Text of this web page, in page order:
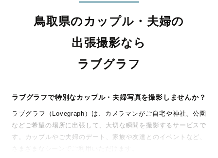
鳥取県のカップル・夫婦の
出張撮影なら
ラブグラフ
ラブグラフで特別なカップル・夫婦写真を撮影しませんか？
ラブグラフ（Lovegraph）は、カメラマンがご自宅や神社、公園
などご希望の場所に出張して、大切な瞬間を撮影するサービスで
す。カップルやご夫婦のデート、家族や友達とのイベントなど、